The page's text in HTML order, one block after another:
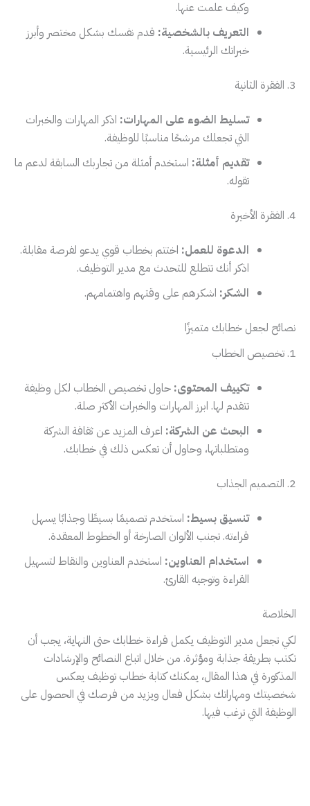
وكيف علمت عنها.
التعريف بالشخصية: قدم نفسك بشكل مختصر وأبرز
خبراتك الرئيسية.
3. الفقرة الثانية
تسليط الضوء على المهارات: اذكر المهارات والخبرات
التي تجعلك مرشحًا مناسبًا للوظيفة.
تقديم أمثلة: استخدم أمثلة من تجاربك السابقة لدعم ما
تقوله.
4. الفقرة الأخيرة
الدعوة للعمل: اختتم بخطاب قوي يدعو لفرصة مقابلة.
اذكر أنك تتطلع للتحدث مع مدير التوظيف.
الشكر: اشكرهم على وقتهم واهتمامهم.
نصائح لجعل خطابك متميزًا
1. تخصيص الخطاب
تكييف المحتوى: حاول تخصيص الخطاب لكل وظيفة
تتقدم لها. ابرز المهارات والخبرات الأكثر صلة.
البحث عن الشركة: اعرف المزيد عن ثقافة الشركة
ومتطلباتها، وحاول أن تعكس ذلك في خطابك.
2. التصميم الجذاب
تنسيق بسيط: استخدم تصميمًا بسيطًا وجذابًا يسهل
قراءته. تجنب الألوان الصارخة أو الخطوط المعقدة.
استخدام العناوين: استخدم العناوين والنقاط لتسهيل
القراءة وتوجيه القارئ.
الخلاصة
لكي تجعل مدير التوظيف يكمل قراءة خطابك حتى النهاية، يجب أن
تكتب بطريقة جذابة ومؤثرة. من خلال اتباع النصائح والإرشادات
المذكورة في هذا المقال، يمكنك كتابة خطاب توظيف يعكس
شخصيتك ومهاراتك بشكل فعال ويزيد من فرصك في الحصول على
الوظيفة التي ترغب فيها.